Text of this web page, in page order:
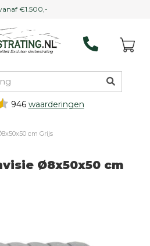
vrachtwagen
946 waarderingen
cm Grijs
Ø8x50x50 cm